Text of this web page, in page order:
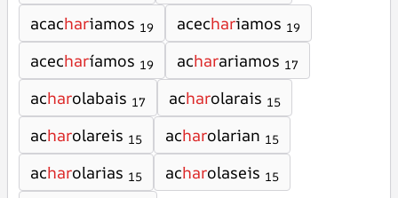
acachariamos 19 acechariamos 19
acecharíamos 19 acharariamos 17
acharolabais 17 acharolarais 15
acharolareis 15 acharolarian 15
acharolarias 15 acharolaseis 15